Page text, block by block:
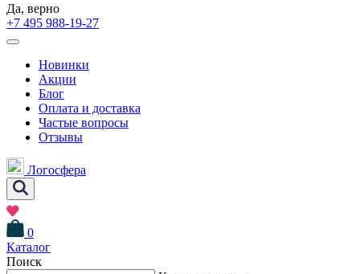
Да, верно
+7 495 988-19-27
Новинки
Акции
Блог
Оплата и доставка
Частые вопросы
Отзывы
Логосфера
0
Каталог
Поиск